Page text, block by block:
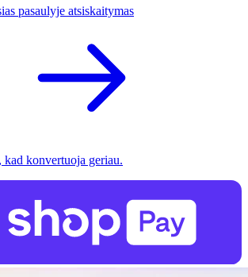
pasaulyje atsiskaitymas
kad konvertuoja geriau.